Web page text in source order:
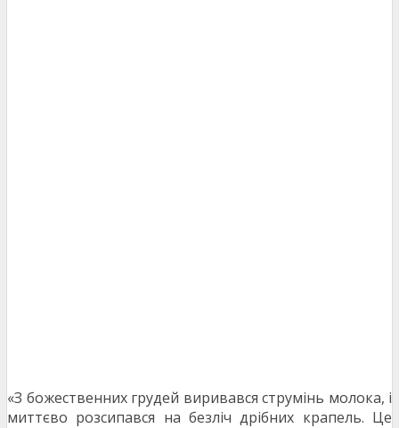
«З божественних грудей виривався струмінь молока, і
миттєво розсипався на безліч дрібних крапель. Це